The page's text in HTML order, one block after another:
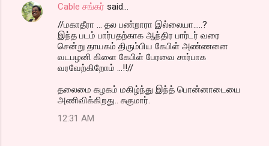
Cable சங்கர் said…
//மகாதீரா ... தல பண்றாரா இல்லையா.....?
இந்த படம் பார்பதற்காக ஆந்திர பார்டர் வரை
சென்று தாயகம் திரும்பிய கேபிள் அண்ணனை
வடபழனி கிளை கேபிள் பேரவை சார்பாக
வரவேற்கிறோம் ...!!//
தலைமை கழகம் மகிழ்ந்து இந்த் பொன்னாடையை
அணிவிக்கிறது.. சுகுமார்.
12:31 AM